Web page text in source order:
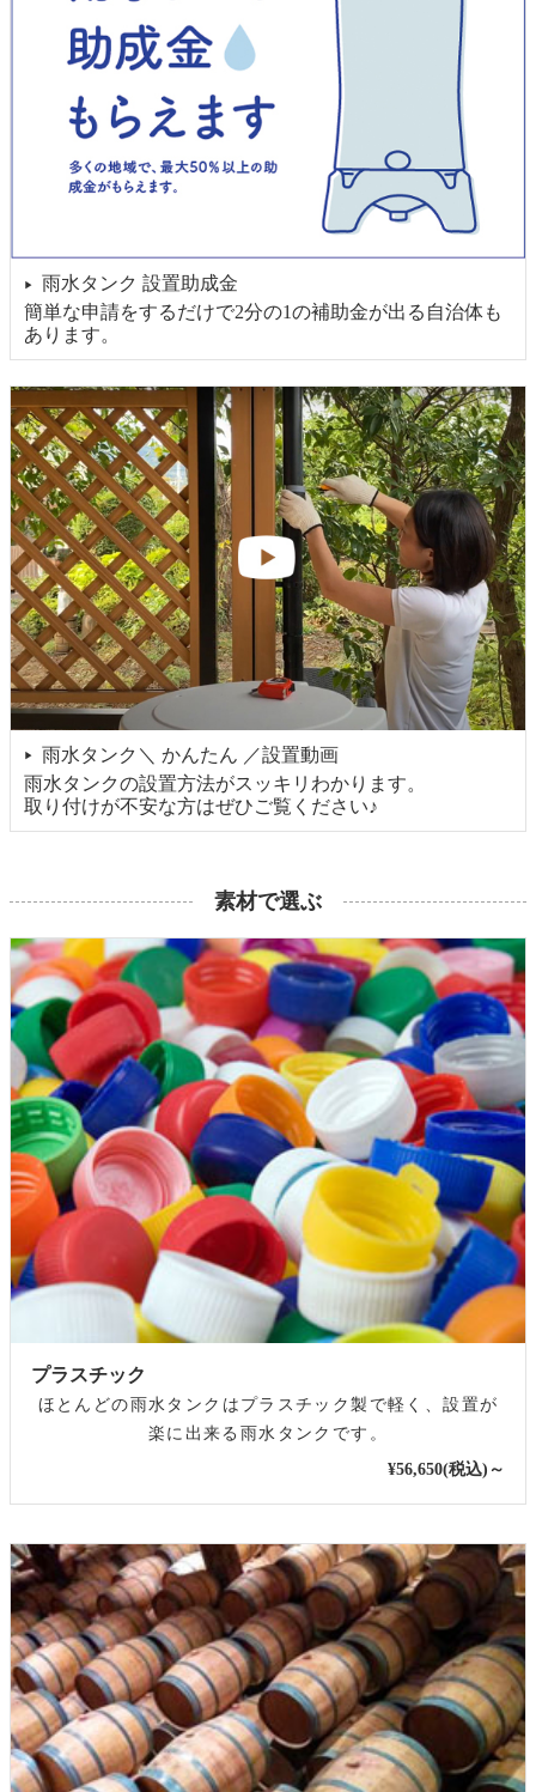
▶
雨水タンク 設置助成金
簡単な申請をするだけで2分の1の補助金が出る自治体も
あります。
▶
雨水タンク＼ かんたん ／設置動画
雨水タンクの設置方法がスッキリわかります。
取り付けが不安な方はぜひご覧ください♪
素材で選ぶ
プラスチック
ほとんどの雨水タンクはプラスチック製で軽く、設置が
楽に出来る雨水タンクです。
¥56,650(税込)～